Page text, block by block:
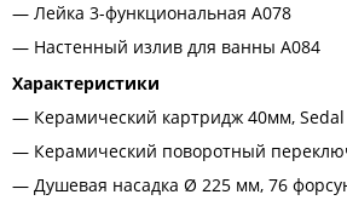
Лейка 3-функциональная A078
Настенный излив для ванны A084
Характеристики
Керамический картридж 40мм,
Керамический поворотный
Душевая насадка Ø 225 мм, 76